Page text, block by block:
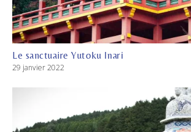
Le sanctuaire Yutoku Inari
29 janvier 2022